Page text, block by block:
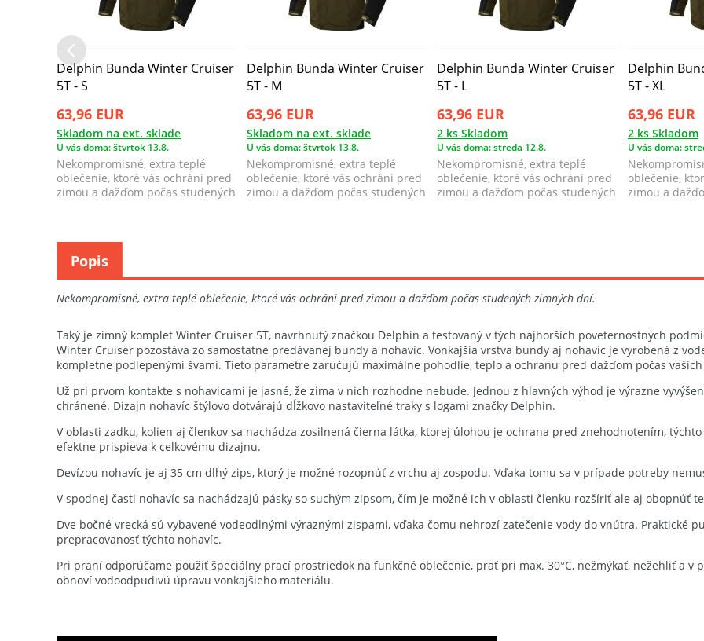
Delphin Bunda Winter Cruiser
5T - S
63,96 EUR
Skladom na ext. sklade
U vás doma: štvrtok 13.8.
Nekompromisné, extra teplé
oblečenie, ktoré vás ochráni pred
zimou a dažďom počas studených
Delphin Bunda Winter Cruiser
5T - M
63,96 EUR
Skladom na ext. sklade
U vás doma: štvrtok 13.8.
Nekompromisné, extra teplé
oblečenie, ktoré vás ochráni pred
zimou a dažďom počas studených
Delphin Bunda Winter Cruiser
5T - L
63,96 EUR
2 ks Skladom
U vás doma: streda 12.8.
Nekompromisné, extra teplé
oblečenie, ktoré vás ochráni pred
zimou a dažďom počas studených
Delphin
5T - XL
63,96 EUR
2 ks Skladom
U vás doma:
oblečenie,
zimou a
Nekompromisné, extra teplé oblečenie, ktoré vás ochráni pred zimou a dažďom počas studených zimných dní.
Taký je zimný komplet Winter Cruiser 5T, navrhnutý značkou Delphin a testovaný v tých najhorších poveternostných
Winter Cruiser pozostáva zo samostatne predávanej bundy a nohavíc. Vonkajšia vrstva bundy aj nohavíc je vyrobená z
kompletne podlepenými švami. Tieto parametre zaručujú maximálne pohodlie, teplo a ochranu pred dažďom počas
Už pri prvom kontakte s nohavicami je jasné, že zima v nich rozhodne nebude. Jednou z hlavných výhod je výrazne
chránené. Dizajn nohavíc štýlovo dotvárajú dĺžkovo nastaviteľné traky s logami značky Delphin.
V oblasti zadku, kolien aj členkov sa nachádza zosilnená čierna látka, ktorej úlohou je ochrana pred znehodnotením,
efektne prispieva k celkovému dizajnu.
Devízou nohavíc je aj 35 cm dlhý zips, ktorý je možné rozopnúť z vrchu aj zospodu. Vďaka tomu sa v prípade potreby
V spodnej časti nohavíc sa nachádzajú pásky so suchým zipsom, čím je možné ich v oblasti členku rozšíriť ale aj obopnúť
Dve bočné vrecká sú vybavené vodeodlnými výraznými zispami, vďaka čomu nehrozí zatečenie vody do vnútra. Praktické
prepracovanosť týchto nohavíc.
Pri praní odporúčame použiť špeciálny prací prostriedok na funkčné oblečenie, prať pri max. 30°C, nežmýkať, nežehliť a
obnoví vodoodpudivú úpravu vonkajšieho materiálu.
Popis